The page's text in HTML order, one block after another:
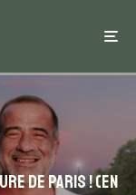
de paris ! (en